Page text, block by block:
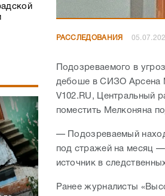
РАССЛЕДОВАНИЯ
Подозреваемого в
дебоше в СИЗО Арсена
V102.RU, Центральный
поместить Мелконяна
— Подозреваемый
под стражей на месяц
источник в
Ранее журналисты